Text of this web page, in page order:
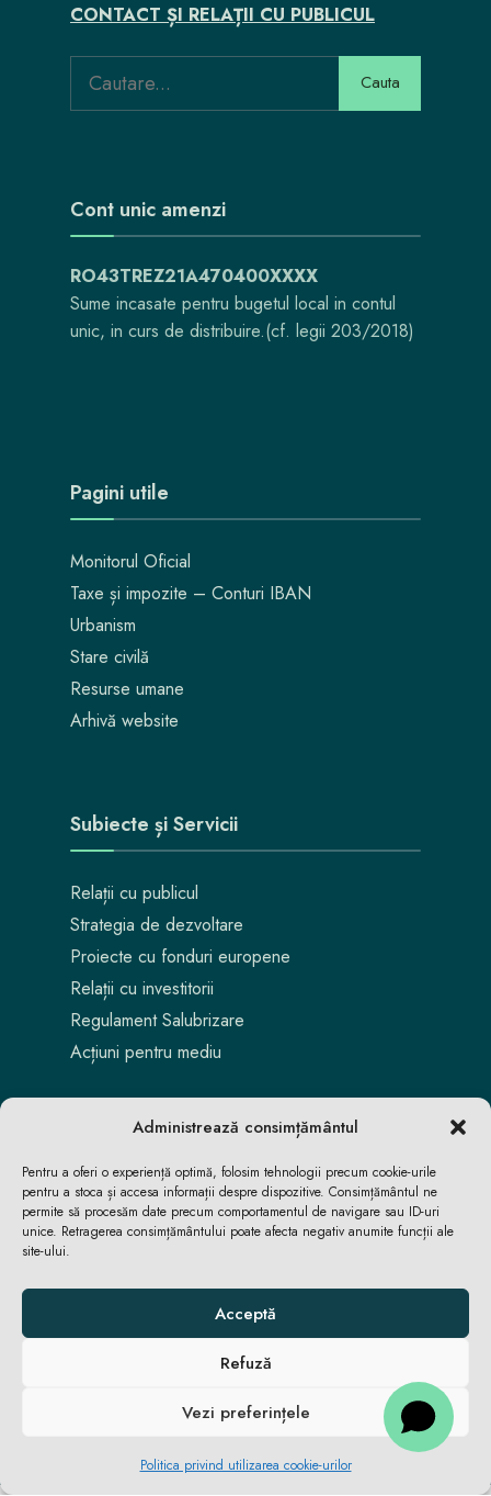
Administrează consimțământul
Pentru a oferi o experiență optimă, folosim tehnologii precum cookie-urile
pentru a stoca și accesa informații despre dispozitive. Consimțământul ne
permite să procesăm date precum comportamentul de navigare sau ID-uri
unice. Retragerea consimțământului poate afecta negativ anumite funcții ale
site-ului.
Acceptă
Refuză
Vezi preferințele
Politica privind utilizarea cookie-urilor
CONTACT ȘI RELAȚII CU PUBLICUL
for:
Cauta
Cont unic amenzi
RO43TREZ21A470400XXXX
Sume incasate pentru bugetul local in contul
unic, in curs de distribuire.(cf. legii 203/2018)
Pagini utile
Monitorul Oficial
Taxe și impozite – Conturi IBAN
Urbanism
Stare civilă
Resurse umane
Arhivă website
Subiecte și Servicii
Relații cu publicul
Strategia de dezvoltare
Proiecte cu fonduri europene
Relații cu investitorii
Regulament Salubrizare
Acțiuni pentru mediu
ACASĂ ȘTIRI